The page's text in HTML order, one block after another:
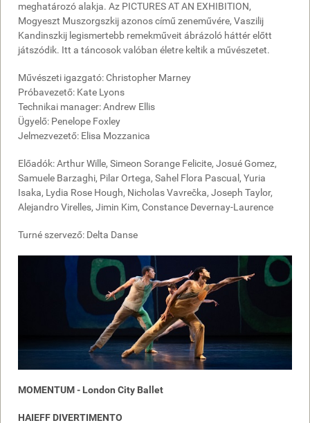
meghatározó alakja. Az PICTURES AT AN EXHIBITION,
Mogyeszt Muszorgszkij azonos című zeneművére, Vaszilij
Kandinszkij legismertebb remekműveit ábrázoló háttér előtt
játszódik. Itt a táncosok valóban életre keltik a művészetet.
Művészeti igazgató: Christopher Marney
Próbavezető: Kate Lyons
Technikai manager: Andrew Ellis
Ügyelő: Penelope Foxley
Jelmezvezető: Elisa Mozzanica
Előadók: Arthur Wille, Simeon Sorange Felicite, Josué Gomez,
Samuele Barzaghi, Pilar Ortega, Sahel Flora Pascual, Yuria
Isaka, Lydia Rose Hough, Nicholas Vavrečka, Joseph Taylor,
Alejandro Virelles, Jimin Kim, Constance Devernay-Laurence
Turné szervező: Delta Danse
MOMENTUM - London City Ballet
HAIEFF DIVERTIMENTO